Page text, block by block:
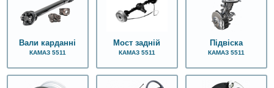
Вали карданні
КАМАЗ 5511
Мост задній
КАМАЗ 5511
Підвіска
КАМАЗ 5511